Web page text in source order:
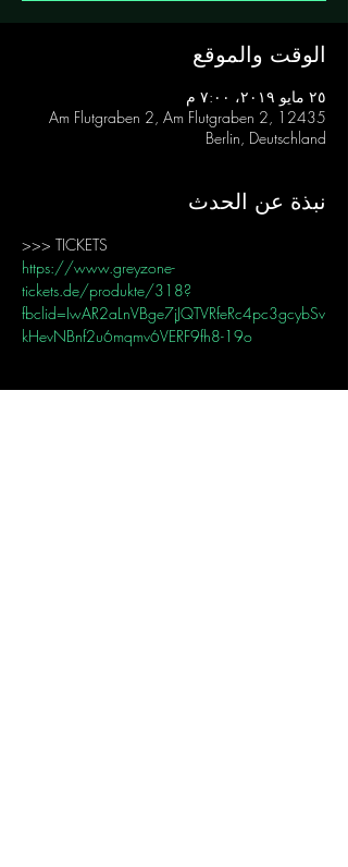
الوقت والموقع
٢٥ مايو ٢٠١٩، ٧:٠٠ م
Am Flutgraben 2, Am Flutgraben 2, 12435
Berlin, Deutschland
نبذة عن الحدث
>>> TICKETS
https://www.greyzone-
tickets.de/produkte/318?
fbclid=IwAR2aLnVBge7jJQTVRfeRc4pc3gcybSv
kHevNBnf2u6mqmv6VERF9fh8-19o